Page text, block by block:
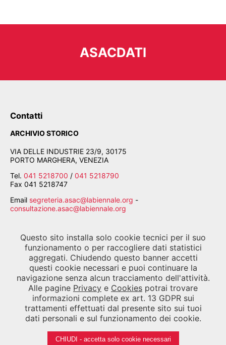
ASACDATI
Contatti
ARCHIVIO STORICO
VIA DELLE INDUSTRIE 23/9, 30175
PORTO MARGHERA, VENEZIA
Tel. 041 5218700 / 041 5218790
Fax 041 5218747
Email segreteria.asac@labiennale.org -
consultazione.asac@labiennale.org
CALLE PALUDO SANT'ANTONIO, 30122 VENEZIA
041 5218939
biblioteca.asac@labiennale.org
SEGUICI SU
Questo sito installa solo cookie tecnici per il suo
funzionamento o per raccogliere dati statistici
aggregati. Chiudendo questo banner accetti
questi cookie necessari e puoi continuare la
navigazione senza alcun tracciamento dell'attività.
Alle pagine Privacy e Cookies potrai trovare
informazioni complete ex art. 13 GDPR sui
trattamenti effettuati dal presente sito sui tuoi
dati personali e sul funzionamento dei cookie.
CHIUDI - accetta solo cookie necessari